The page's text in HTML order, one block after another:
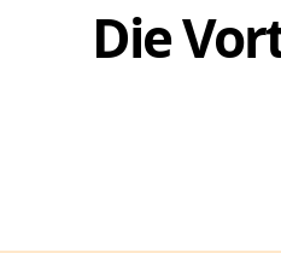
Die